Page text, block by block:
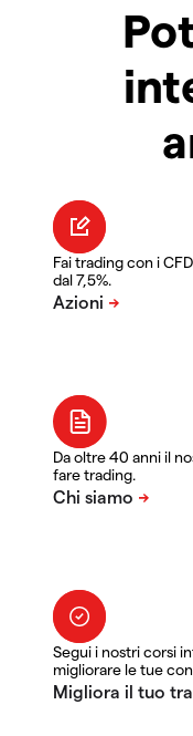
Fai trading con i
dal 7,5%.
Da oltre 40 anni il
fare trading.
Segui i nostri corsi
migliorare le tue